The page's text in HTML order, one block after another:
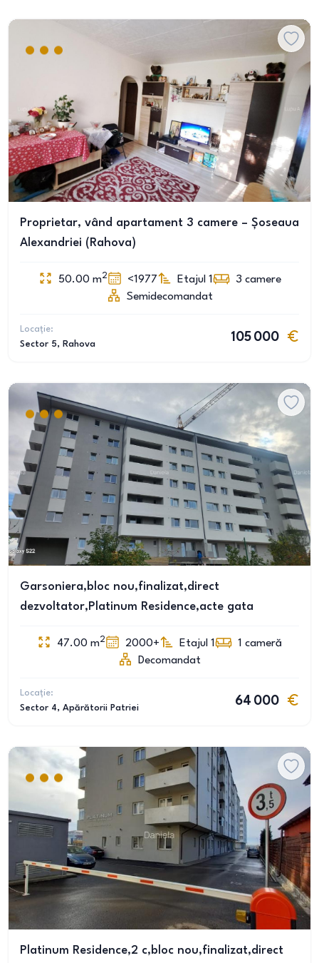
Proprietar, vând apartament 3 camere – Șoseaua
Alexandriei (Rahova)
50.00 m2 <1977 Etajul 1 3 camere
Semidecomandat
Locație:
Sector 5, Rahova
105 000
Garsoniera,bloc nou,finalizat,direct
dezvoltator,Platinum Residence,acte gata
47.00 m2 2000+ Etajul 1 1 cameră
Decomandat
Locație:
Sector 4, Apărătorii Patriei
64 000
Platinum Residence,2 c,bloc nou,finalizat,direct